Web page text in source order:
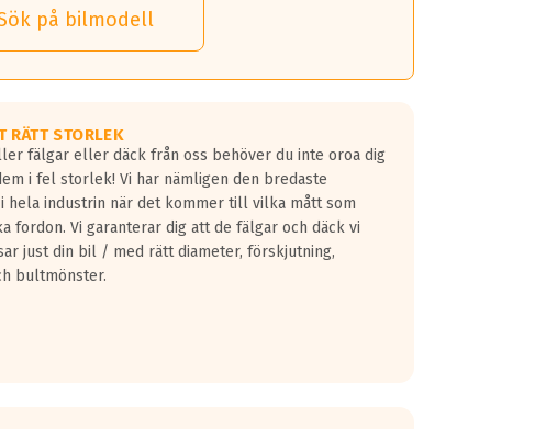
på bilmodell
RÄTT STORLEK
fälgar eller däck från oss behöver du inte oroa dig
i fel storlek! Vi har nämligen den bredaste
i hela industrin när det kommer till vilka mått som
fordon. Vi garanterar dig att de fälgar och däck vi
just din bil / med rätt diameter, förskjutning,
bultmönster.